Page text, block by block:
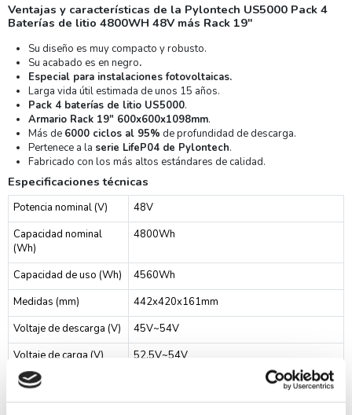
Ventajas y características de la Pylontech US5000 Pack 4
Baterías de litio 4800WH 48V más Rack 19"
Su diseño es muy compacto y robusto.
Su acabado es en negro.
Especial para instalaciones fotovoltaicas.
Larga vida útil estimada de unos 15 años.
Pack 4 baterías de litio US5000.
Armario Rack 19" 600x600x1098mm.
Más de 6000 ciclos al 95% de profundidad de descarga.
Pertenece a la serie LifeP04 de Pylontech.
Fabricado con los más altos estándares de calidad.
Especificaciones técnicas
Potencia nominal (V)
48V
Capacidad nominal
(Wh)
4800Wh
Capacidad de uso (Wh)
4560Wh
Medidas (mm)
442x420x161mm
Voltaje de descarga (V)
45V~54V
Voltaje de carga (V)
52.5V~54V
Temperatura de trabajo
Carga 0°C ~ +55°C | Descarga -10°C ~